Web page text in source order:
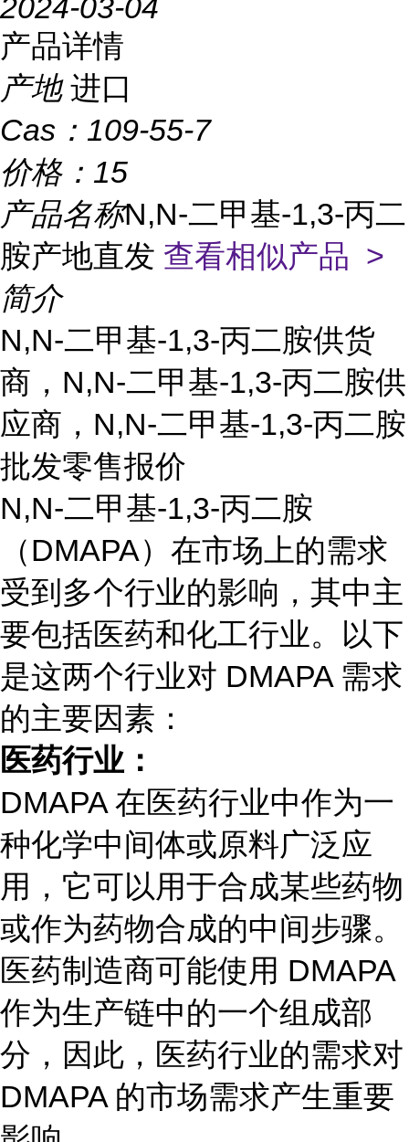
2024-03-04
产品详情
产地 进口
Cas： 109-55-7
价格： 15
产品名称N,N-二甲基-1,3-丙二
胺产地直发 查看相似产品 >
简介
N,N-二甲基-1,3-丙二胺供货
商，N,N-二甲基-1,3-丙二胺供
应商，N,N-二甲基-1,3-丙二胺
批发零售报价
N,N-二甲基-1,3-丙二胺
（DMAPA）在市场上的需求
受到多个行业的影响，其中主
要包括医药和化工行业。以下
是这两个行业对 DMAPA 需求
的主要因素：
医药行业：
DMAPA 在医药行业中作为一
种化学中间体或原料广泛应
用，它可以用于合成某些药物
或作为药物合成的中间步骤。
医药制造商可能使用 DMAPA
作为生产链中的一个组成部
分，因此，医药行业的需求对
DMAPA 的市场需求产生重要